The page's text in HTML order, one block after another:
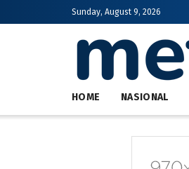
Sunday, August 9, 2026
HOME NASIONAL